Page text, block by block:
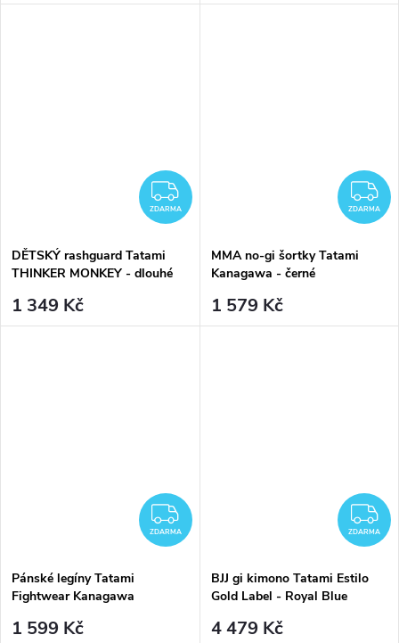
ZDARMA
ZDARMA
DĚTSKÝ rashguard Tatami
THINKER MONKEY - dlouhé
1 349 Kč
ZDARMA
MMA no-gi šortky Tatami
Kanagawa - černé
1 579 Kč
ZDARMA
ZDARMA
Pánské legíny Tatami
Fightwear Kanagawa
1 599 Kč
ZDARMA
BJJ gi kimono Tatami Estilo
Gold Label - Royal Blue
4 479 Kč